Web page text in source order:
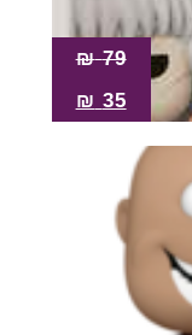
79
₪
35
₪